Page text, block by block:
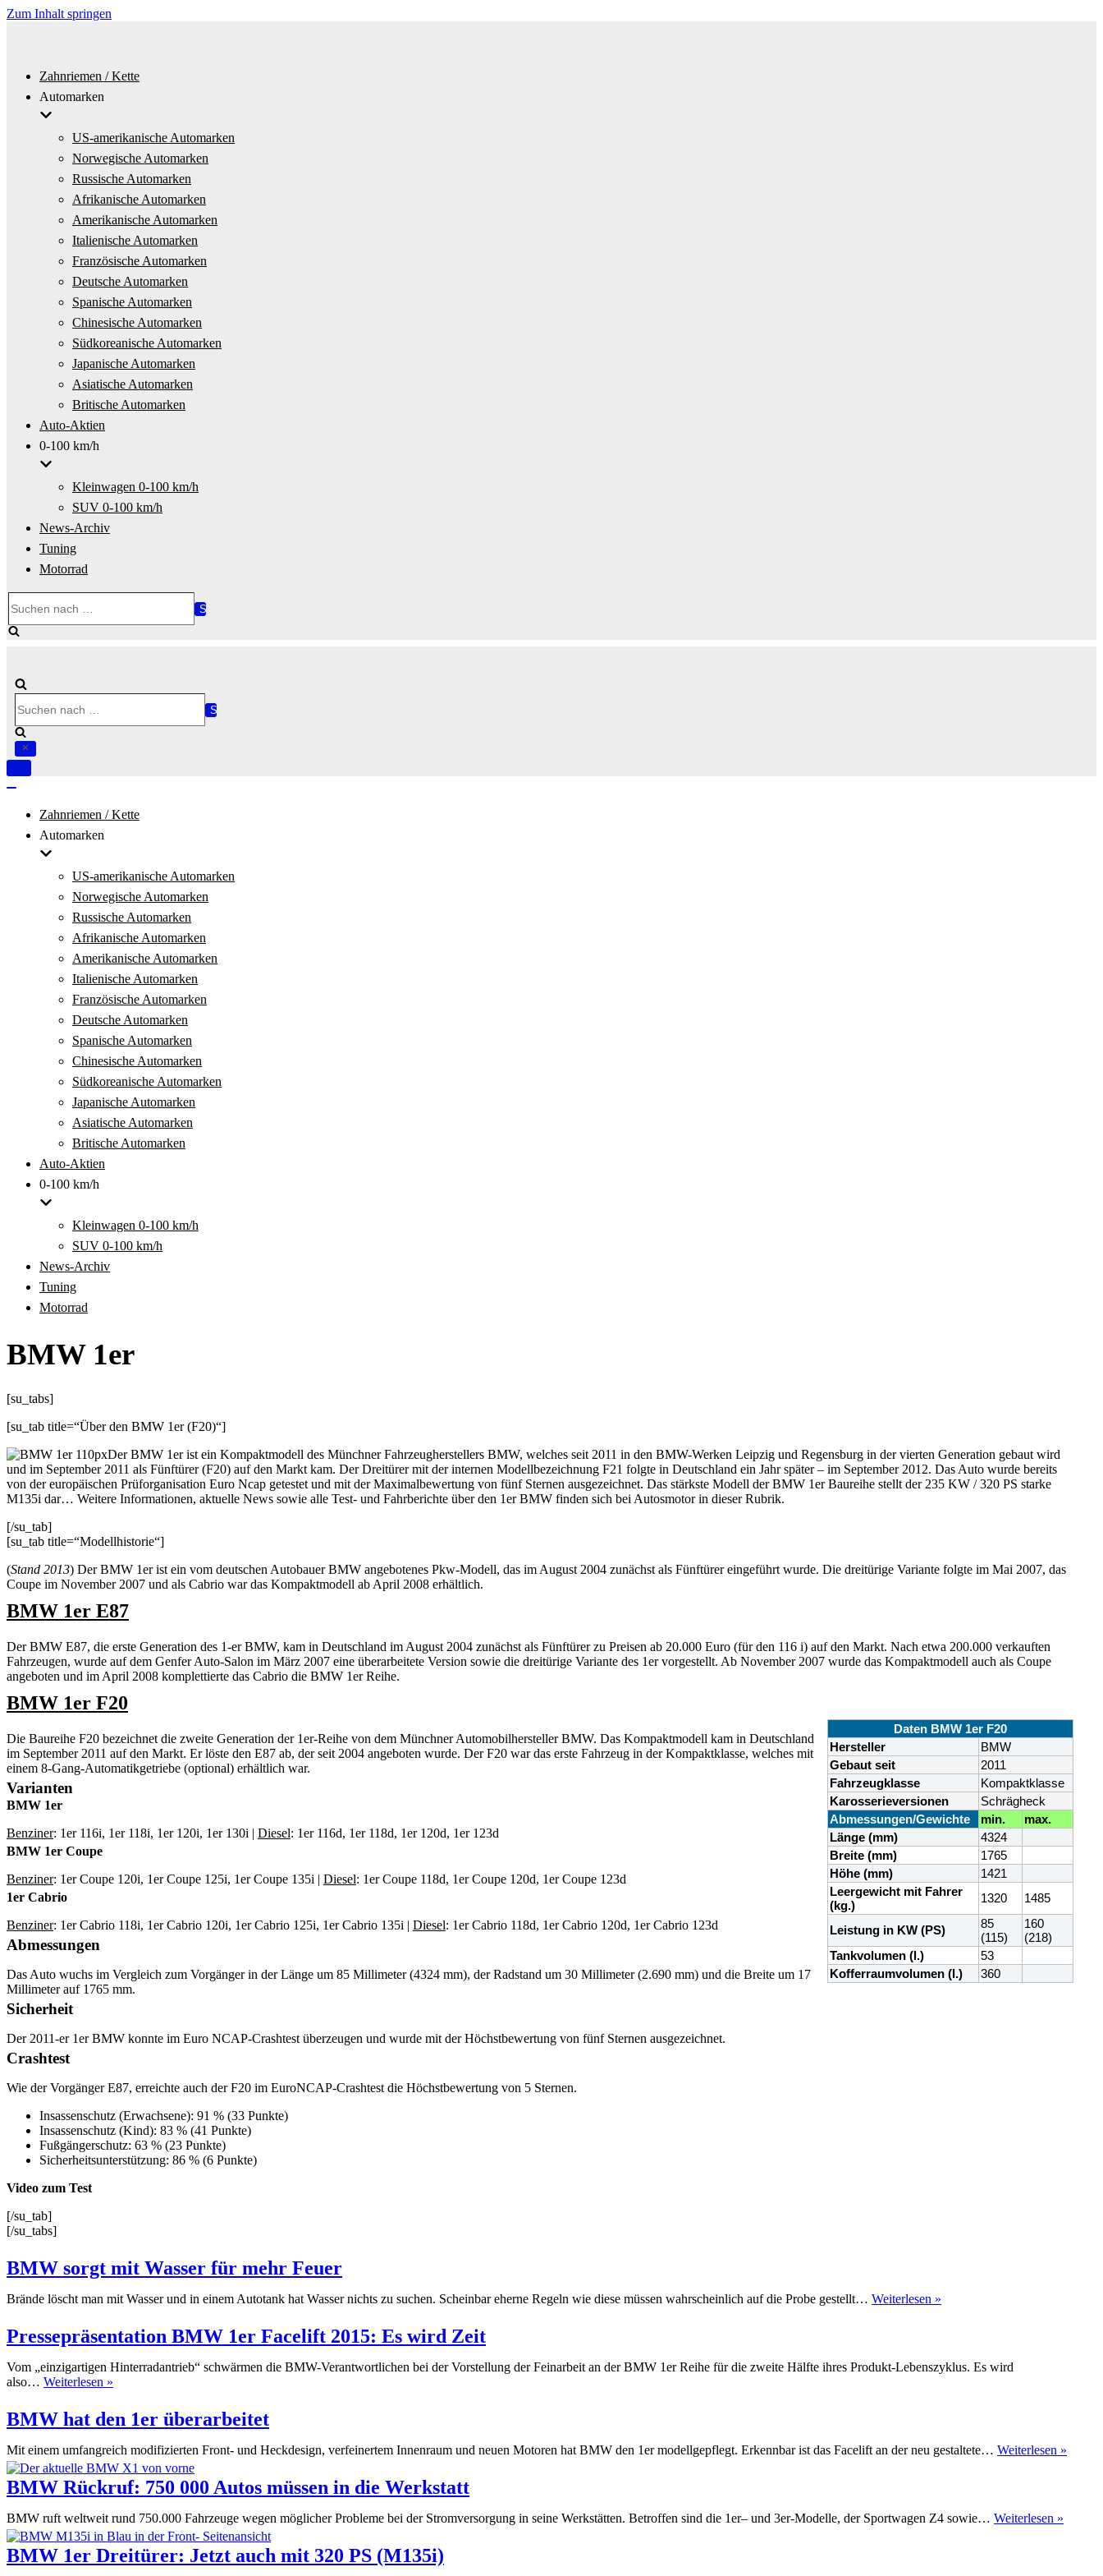
Zum Inhalt springen
Zahnriemen / Kette
Automarken
US-amerikanische Automarken
Norwegische Automarken
Russische Automarken
Afrikanische Automarken
Amerikanische Automarken
Italienische Automarken
Französische Automarken
Deutsche Automarken
Spanische Automarken
Chinesische Automarken
Südkoreanische Automarken
Japanische Automarken
Asiatische Automarken
Britische Automarken
Auto-Aktien
0-100 km/h
Kleinwagen 0-100 km/h
SUV 0-100 km/h
News-Archiv
Tuning
Motorrad
nach …
nach …
Navigation
Zahnriemen / Kette
Automarken
US-amerikanische Automarken
Norwegische Automarken
Russische Automarken
Afrikanische Automarken
Amerikanische Automarken
Italienische Automarken
Französische Automarken
Deutsche Automarken
Spanische Automarken
Chinesische Automarken
Südkoreanische Automarken
Japanische Automarken
Asiatische Automarken
Britische Automarken
Auto-Aktien
0-100 km/h
Kleinwagen 0-100 km/h
SUV 0-100 km/h
News-Archiv
Tuning
Motorrad
BMW 1er
[su_tabs]
[su_tab title=“Über den BMW 1er (F20)“]
Der BMW 1er ist ein Kompaktmodell des Münchner Fahrzeugherstellers BMW, welches seit 2011 in den BMW-Werken Leipzig und Regensburg in der vierten Generation gebaut wird
und im September 2011 als Fünftürer (F20) auf den Markt kam. Der Dreitürer mit der internen Modellbezeichnung F21 folgte in Deutschland ein Jahr später – im September 2012. Das Auto wurde bereits
von der europäischen Prüforganisation Euro Ncap getestet und mit der Maximalbewertung von fünf Sternen ausgezeichnet. Das stärkste Modell der BMW 1er Baureihe stellt der 235 KW / 320 PS starke
M135i dar… Weitere Informationen, aktuelle News sowie alle Test- und Fahrberichte über den 1er BMW finden sich bei Autosmotor in dieser Rubrik.
[/su_tab]
[su_tab title=“Modellhistorie“]
(Stand 2013) Der BMW 1er ist ein vom deutschen Autobauer BMW angebotenes Pkw-Modell, das im August 2004 zunächst als Fünftürer eingeführt wurde. Die dreitürige Variante folgte im Mai 2007, das
Coupe im November 2007 und als Cabrio war das Kompaktmodell ab April 2008 erhältlich.
BMW 1er E87
Der BMW E87, die erste Generation des 1-er BMW, kam in Deutschland im August 2004 zunächst als Fünftürer zu Preisen ab 20.000 Euro (für den 116 i) auf den Markt. Nach etwa 200.000 verkauften
Fahrzeugen, wurde auf dem Genfer Auto-Salon im März 2007 eine überarbeitete Version sowie die dreitürige Variante des 1er vorgestellt. Ab November 2007 wurde das Kompaktmodell auch als Coupe
angeboten und im April 2008 komplettierte das Cabrio die BMW 1er Reihe.
BMW 1er F20
Daten BMW 1er F20
Hersteller
BMW
Gebaut seit
2011
Fahrzeugklasse
Kompaktklasse
Karosserieversionen
Schrägheck
Abmessungen/Gewichte
min.
max.
Länge (mm)
4324
Breite (mm)
1765
Höhe (mm)
1421
Leergewicht mit Fahrer
(kg.)
1320 1485
Leistung in KW (PS)
85
(115)
160
(218)
Tankvolumen (l.)
53
Kofferraumvolumen (l.)
360
Die Baureihe F20 bezeichnet die zweite Generation der 1er-Reihe von dem Münchner Automobilhersteller BMW. Das Kompaktmodell kam in Deutschland
im September 2011 auf den Markt. Er löste den E87 ab, der seit 2004 angeboten wurde. Der F20 war das erste Fahrzeug in der Kompaktklasse, welches mit
einem 8-Gang-Automatikgetriebe (optional) erhältlich war.
Varianten
BMW 1er
Benziner: 1er 116i, 1er 118i, 1er 120i, 1er 130i | Diesel: 1er 116d, 1er 118d, 1er 120d, 1er 123d
BMW 1er Coupe
Benziner: 1er Coupe 120i, 1er Coupe 125i, 1er Coupe 135i | Diesel: 1er Coupe 118d, 1er Coupe 120d, 1er Coupe 123d
1er Cabrio
Benziner: 1er Cabrio 118i, 1er Cabrio 120i, 1er Cabrio 125i, 1er Cabrio 135i | Diesel: 1er Cabrio 118d, 1er Cabrio 120d, 1er Cabrio 123d
Abmessungen
Das Auto wuchs im Vergleich zum Vorgänger in der Länge um 85 Millimeter (4324 mm), der Radstand um 30 Millimeter (2.690 mm) und die Breite um 17
Millimeter auf 1765 mm.
Sicherheit
Der 2011-er 1er BMW konnte im Euro NCAP-Crashtest überzeugen und wurde mit der Höchstbewertung von fünf Sternen ausgezeichnet.
Crashtest
Wie der Vorgänger E87, erreichte auch der F20 im EuroNCAP-Crashtest die Höchstbewertung von 5 Sternen.
Insassenschutz (Erwachsene): 91 % (33 Punkte)
Insassenschutz (Kind): 83 % (41 Punkte)
Fußgängerschutz: 63 % (23 Punkte)
Sicherheitsunterstützung: 86 % (6 Punkte)
Video zum Test
[/su_tab]
[/su_tabs]
BMW sorgt mit Wasser für mehr Feuer
Brände löscht man mit Wasser und in einem Autotank hat Wasser nichts zu suchen. Scheinbar eherne Regeln wie diese müssen wahrscheinlich auf die Probe gestellt… Weiterlesen »
mehr
Pressepräsentation BMW 1er Facelift 2015: Es wird Zeit
Vom „einzigartigen Hinterradantrieb“ schwärmen die BMW-Verantwortlichen bei der Vorstellung der Feinarbeit an der BMW 1er Reihe für die zweite Hälfte ihres Produkt-Lebenszyklus. Es wird
also… Weiterlesen »
Facelift
Es
wird
Zeit
BMW hat den 1er überarbeitet
Mit einem umfangreich modifizierten Front- und Heckdesign, verfeinertem Innenraum und neuen Motoren hat BMW den 1er modellgepflegt. Erkennbar ist das Facelift an der neu gestaltete… Weiterlesen »
BMW Rückruf: 750 000 Autos müssen in die Werkstatt
BMW ruft weltweit rund 750.000 Fahrzeuge wegen möglicher Probleme bei der Stromversorgung in seine Werkstätten. Betroffen sind die 1er– und 3er-Modelle, der Sportwagen Z4 sowie… Weiterlesen »
BMW 1er Dreitürer: Jetzt auch mit 320 PS (M135i)